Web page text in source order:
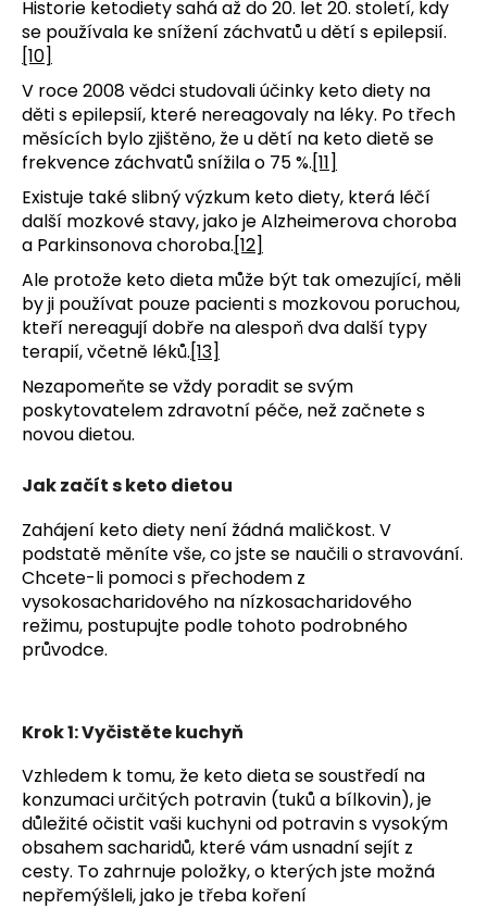
Historie ketodiety sahá až do 20. let 20. století, kdy
se používala ke snížení záchvatů u dětí s epilepsií.
[10]
V roce 2008 vědci studovali účinky keto diety na
děti s epilepsií, které nereagovaly na léky. Po třech
měsících bylo zjištěno, že u dětí na keto dietě se
frekvence záchvatů snížila o 75 %.[11]
Existuje také slibný výzkum keto diety, která léčí
další mozkové stavy, jako je Alzheimerova choroba
a Parkinsonova choroba.[12]
Ale protože keto dieta může být tak omezující, měli
by ji používat pouze pacienti s mozkovou poruchou,
kteří nereagují dobře na alespoň dva další typy
terapií, včetně léků.[13]
Nezapomeňte se vždy poradit se svým
poskytovatelem zdravotní péče, než začnete s
novou dietou.
Jak začít s keto dietou
Zahájení keto diety není žádná maličkost. V
podstatě měníte vše, co jste se naučili o stravování.
Chcete-li pomoci s přechodem z
vysokosacharidového na nízkosacharidového
režimu, postupujte podle tohoto podrobného
průvodce.
Krok 1: Vyčistěte kuchyň
Vzhledem k tomu, že keto dieta se soustředí na
konzumaci určitých potravin (tuků a bílkovin), je
důležité očistit vaši kuchyni od potravin s vysokým
obsahem sacharidů, které vám usnadní sejít z
cesty. To zahrnuje položky, o kterých jste možná
nepřemýšleli, jako je třeba koření